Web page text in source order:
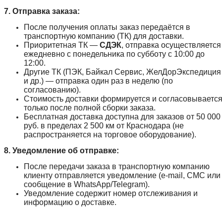
7. Отправка заказа:
После получения оплаты заказ передаётся в
транспортную компанию (ТК) для доставки.
Приоритетная ТК — СДЭК, отправка осуществляется
ежедневно с понедельника по субботу с 10:00 до
12:00.
Другие ТК (ПЭК, Байкал Сервис, ЖелДорЭкспедиция
и др.) — отправка один раз в неделю (по
согласованию).
Стоимость доставки формируется и согласовывается
только после полной сборки заказа.
Бесплатная доставка доступна для заказов от 50 000
руб. в пределах 2 500 км от Краснодара (не
распространяется на торговое оборудование).
8. Уведомление об отправке:
После передачи заказа в транспортную компанию
клиенту отправляется уведомление (e-mail, СМС или
сообщение в WhatsApp/Telegram).
Уведомление содержит номер отслеживания и
информацию о доставке.